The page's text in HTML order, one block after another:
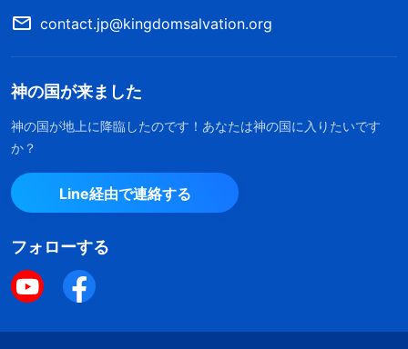
contact.jp@kingdomsalvation.org
神の国が来ました
神の国が地上に降臨したのです！あなたは神の国に入りたいです
か？
Line経由で連絡する
フォローする